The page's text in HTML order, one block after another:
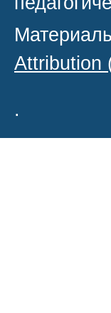
Attribution
.